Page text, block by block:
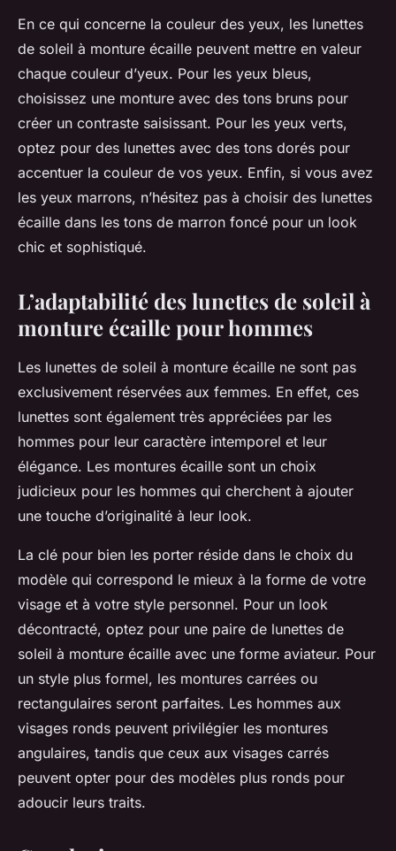
En ce qui concerne la couleur des yeux, les lunettes
de soleil à monture écaille peuvent mettre en valeur
chaque couleur d’yeux. Pour les yeux bleus,
choisissez une monture avec des tons bruns pour
créer un contraste saisissant. Pour les yeux verts,
optez pour des lunettes avec des tons dorés pour
accentuer la couleur de vos yeux. Enfin, si vous avez
les yeux marrons, n’hésitez pas à choisir des lunettes
écaille dans les tons de marron foncé pour un look
chic et sophistiqué.
L’adaptabilité des lunettes de soleil à
monture écaille pour hommes
Les lunettes de soleil à monture écaille ne sont pas
exclusivement réservées aux femmes. En effet, ces
lunettes sont également très appréciées par les
hommes pour leur caractère intemporel et leur
élégance. Les montures écaille sont un choix
judicieux pour les hommes qui cherchent à ajouter
une touche d’originalité à leur look.
La clé pour bien les porter réside dans le choix du
modèle qui correspond le mieux à la forme de votre
visage et à votre style personnel. Pour un look
décontracté, optez pour une paire de lunettes de
soleil à monture écaille avec une forme aviateur. Pour
un style plus formel, les montures carrées ou
rectangulaires seront parfaites. Les hommes aux
visages ronds peuvent privilégier les montures
angulaires, tandis que ceux aux visages carrés
peuvent opter pour des modèles plus ronds pour
adoucir leurs traits.